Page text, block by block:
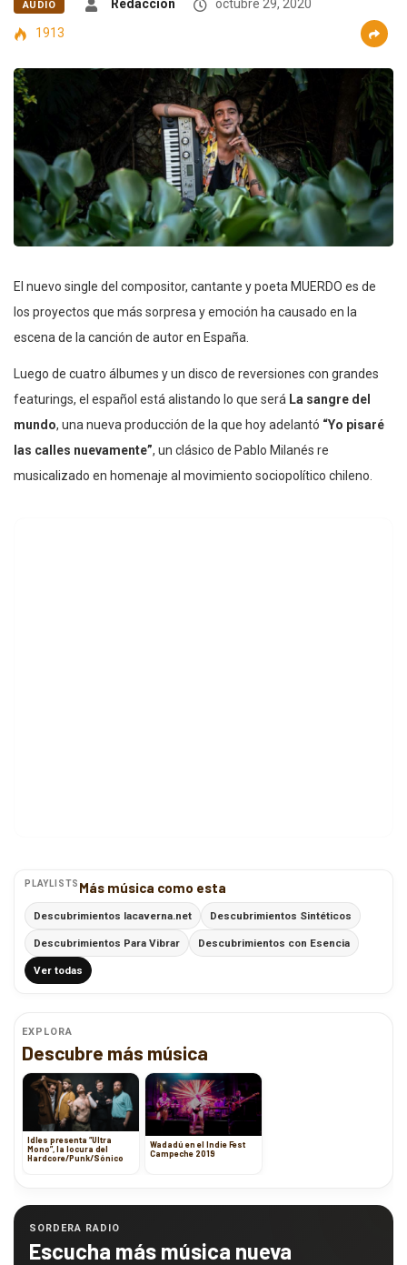
AUDIO Redacción
octubre 29, 2020
1913
El nuevo single del compositor, cantante y poeta MUERDO es de
los proyectos que más sorpresa y emoción ha causado en la
escena de la canción de autor en España.
Luego de cuatro álbumes y un disco de reversiones con grandes
featurings, el español está alistando lo que será La sangre del
mundo, una nueva producción de la que hoy adelantó “Yo pisaré
las calles nuevamente”, un clásico de Pablo Milanés re
musicalizado en homenaje al movimiento sociopolítico chileno.
PLAYLISTS Más música como esta
Descubrimientos lacaverna.net Descubrimientos Sintéticos
Descubrimientos Para Vibrar Descubrimientos con Esencia
Ver todas
EXPLORA
Descubre más música
Idles presenta “Ultra
Mono”, la locura del
Hardcore/Punk/Sónico
Wadadú en el Indie Fest
Campeche 2019
SORDERA RADIO
Escucha más música nueva